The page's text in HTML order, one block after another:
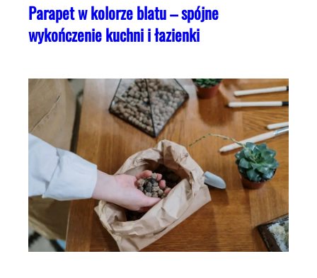
Parapet w kolorze blatu – spójne
wykończenie kuchni i łazienki